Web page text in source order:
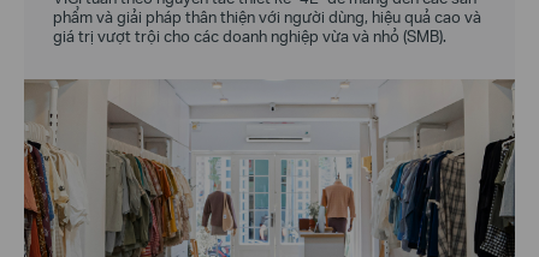
phẩm và giải pháp thân thiện với người dùng, hiệu quả cao và
giá trị vượt trội cho các doanh nghiệp vừa và nhỏ (SMB).